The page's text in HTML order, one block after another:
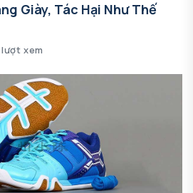
Giày, Tác Hại Như Thế
xem